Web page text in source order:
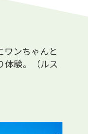
ワンちゃんと
体験。（ルス